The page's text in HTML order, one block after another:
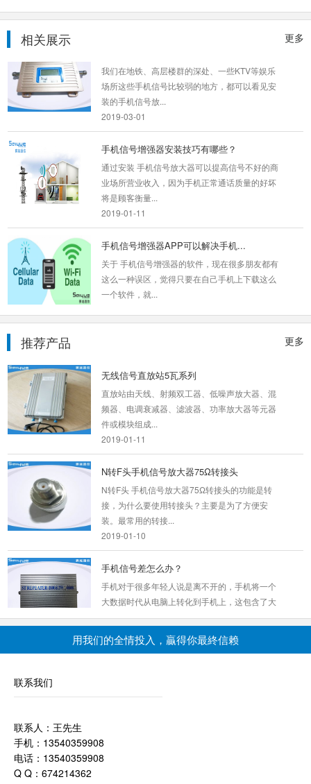
更多
相关展示
我们在地铁、高层楼群的深处、一些KTV等娱乐
场所这些手机信号比较弱的地方，都可以看见安
装的手机信号放...
2019-03-01
手机信号增强器安装技巧有哪些？
通过安装 手机信号放大器可以提高信号不好的商
业场所营业收入，因为手机正常通话质量的好坏
将是顾客衡量...
2019-01-11
手机信号增强器APP可以解决手机...
关于 手机信号增强器的软件，现在很多朋友都有
这么一种误区，觉得只要在自己手机上下载这么
一个软件，就...
中，网络设备的安放位置受网络位置的，而无线
2019-03-11
揭秘|手机信号放大器技术参数
1、 手机信号放大器的工作带宽很多 手机信号放
大器是由AMPS和TACS模拟移动通信系统产品
2019-01-12
别墅区手机信号不好是什么原因？...
手机信号放大器如发现不能放大信号了怎能办；
首先检查电源，放大器有没有正常供电，如果发
2019-02-21
手机信号增强器的信号覆盖原理是...
手机信号放大器（ 中继器）属于同频放大设备，
手机信号增强器-传说中的量子网络可以提供一
更多
推荐产品
无线信号直放站5瓦系列
直放站由天线、射频双工器、低噪声放大器、混
频器、电调衰减器、滤波器、功率放大器等元器
件或模块组成...
2019-01-11
N转F头手机信号放大器75Ω转接头
N转F头 手机信号放大器75Ω转接头的功能是转
接，为什么要使用转接头？主要是为了方便安
装。最常用的转接...
2019-01-10
手机信号差怎么办？
手机对于很多年轻人说是离不开的，手机将一个
大数据时代从电脑上转化到手机上，这包含了大
量的...
示，智能拉远系统由近端机、中继天线、远端
工程手机信号放大器SYT-CDMA-30
用我们的全情投入，贏得你最終信赖
联系我们
联系人：王先生
手机：13540359908
电话：13540359908
Q Q：674214362